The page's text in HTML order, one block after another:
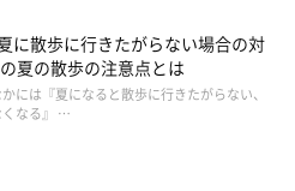
て過ごせていたのだとか。
したが、屋外の汚泥の処理に手間
で、愛犬を預かってもらって本当
に散歩に行きたがらない場合の対
夏の散歩の注意点とは
には『夏になると散歩に行きたがらない、
くなる』 …